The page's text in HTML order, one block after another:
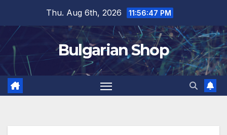
content
Thu. Aug 6th, 2026 11:56:47 PM
Bulgarian Shop